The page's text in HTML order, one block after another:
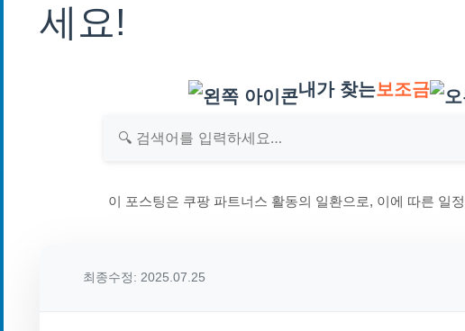
세요!
내가 찾는보조금
이 포스팅은 쿠팡 파트너스 활동의 일환으로, 이에 따른 일
최종수정: 2025.07.25